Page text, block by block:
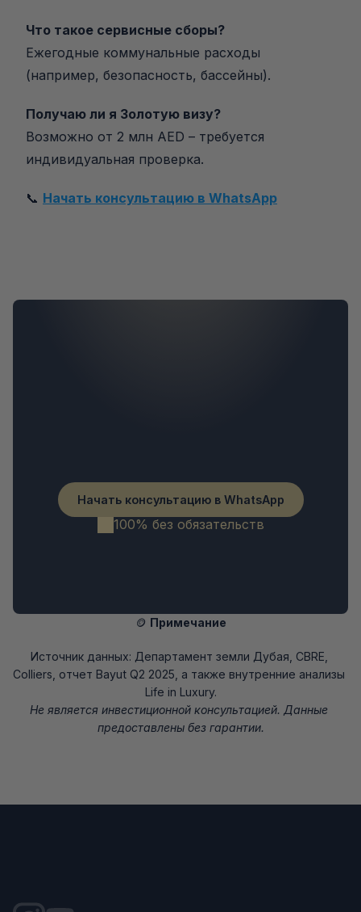
Что такое сервисные сборы?
Ежегодные коммунальные расходы
(например, безопасность, бассейны).
Получаю ли я Золотую визу?
Возможно от 2 млн AED – требуется
индивидуальная проверка.
📞 Начать консультацию в WhatsApp
Начать консультацию в WhatsApp
100% без обязательств
🪙 Примечание
Источник данных: Департамент земли Дубая, CBRE,
Colliers, отчет Bayut Q2 2025, а также внутренние анализы
Life in Luxury.
Не является инвестиционной консультацией. Данные
предоставлены без гарантии.